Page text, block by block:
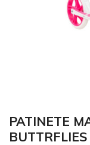
PATINETE
BUTTRFLIES